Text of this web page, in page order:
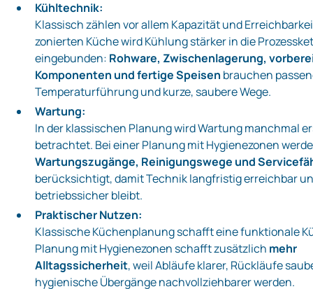
Kühltechnik:
Klassisch zählen vor allem Kapazität und
zonierten Küche wird Kühlung stärker in die
eingebunden: Rohware, Zwischenlagerung,
Komponenten und fertige Speisen brauchen
Temperaturführung und kurze, saubere Wege.
Wartung:
In der klassischen Planung wird Wartung manchmal
betrachtet. Bei einer Planung mit Hygienezonen
Wartungszugänge, Reinigungswege und
berücksichtigt, damit Technik langfristig erreichbar
betriebssicher bleibt.
Praktischer Nutzen:
Klassische Küchenplanung schafft eine funktionale
Planung mit Hygienezonen schafft zusätzlich mehr
Alltagssicherheit, weil Abläufe klarer, Rückläufe
hygienische Übergänge nachvollziehbarer werden.